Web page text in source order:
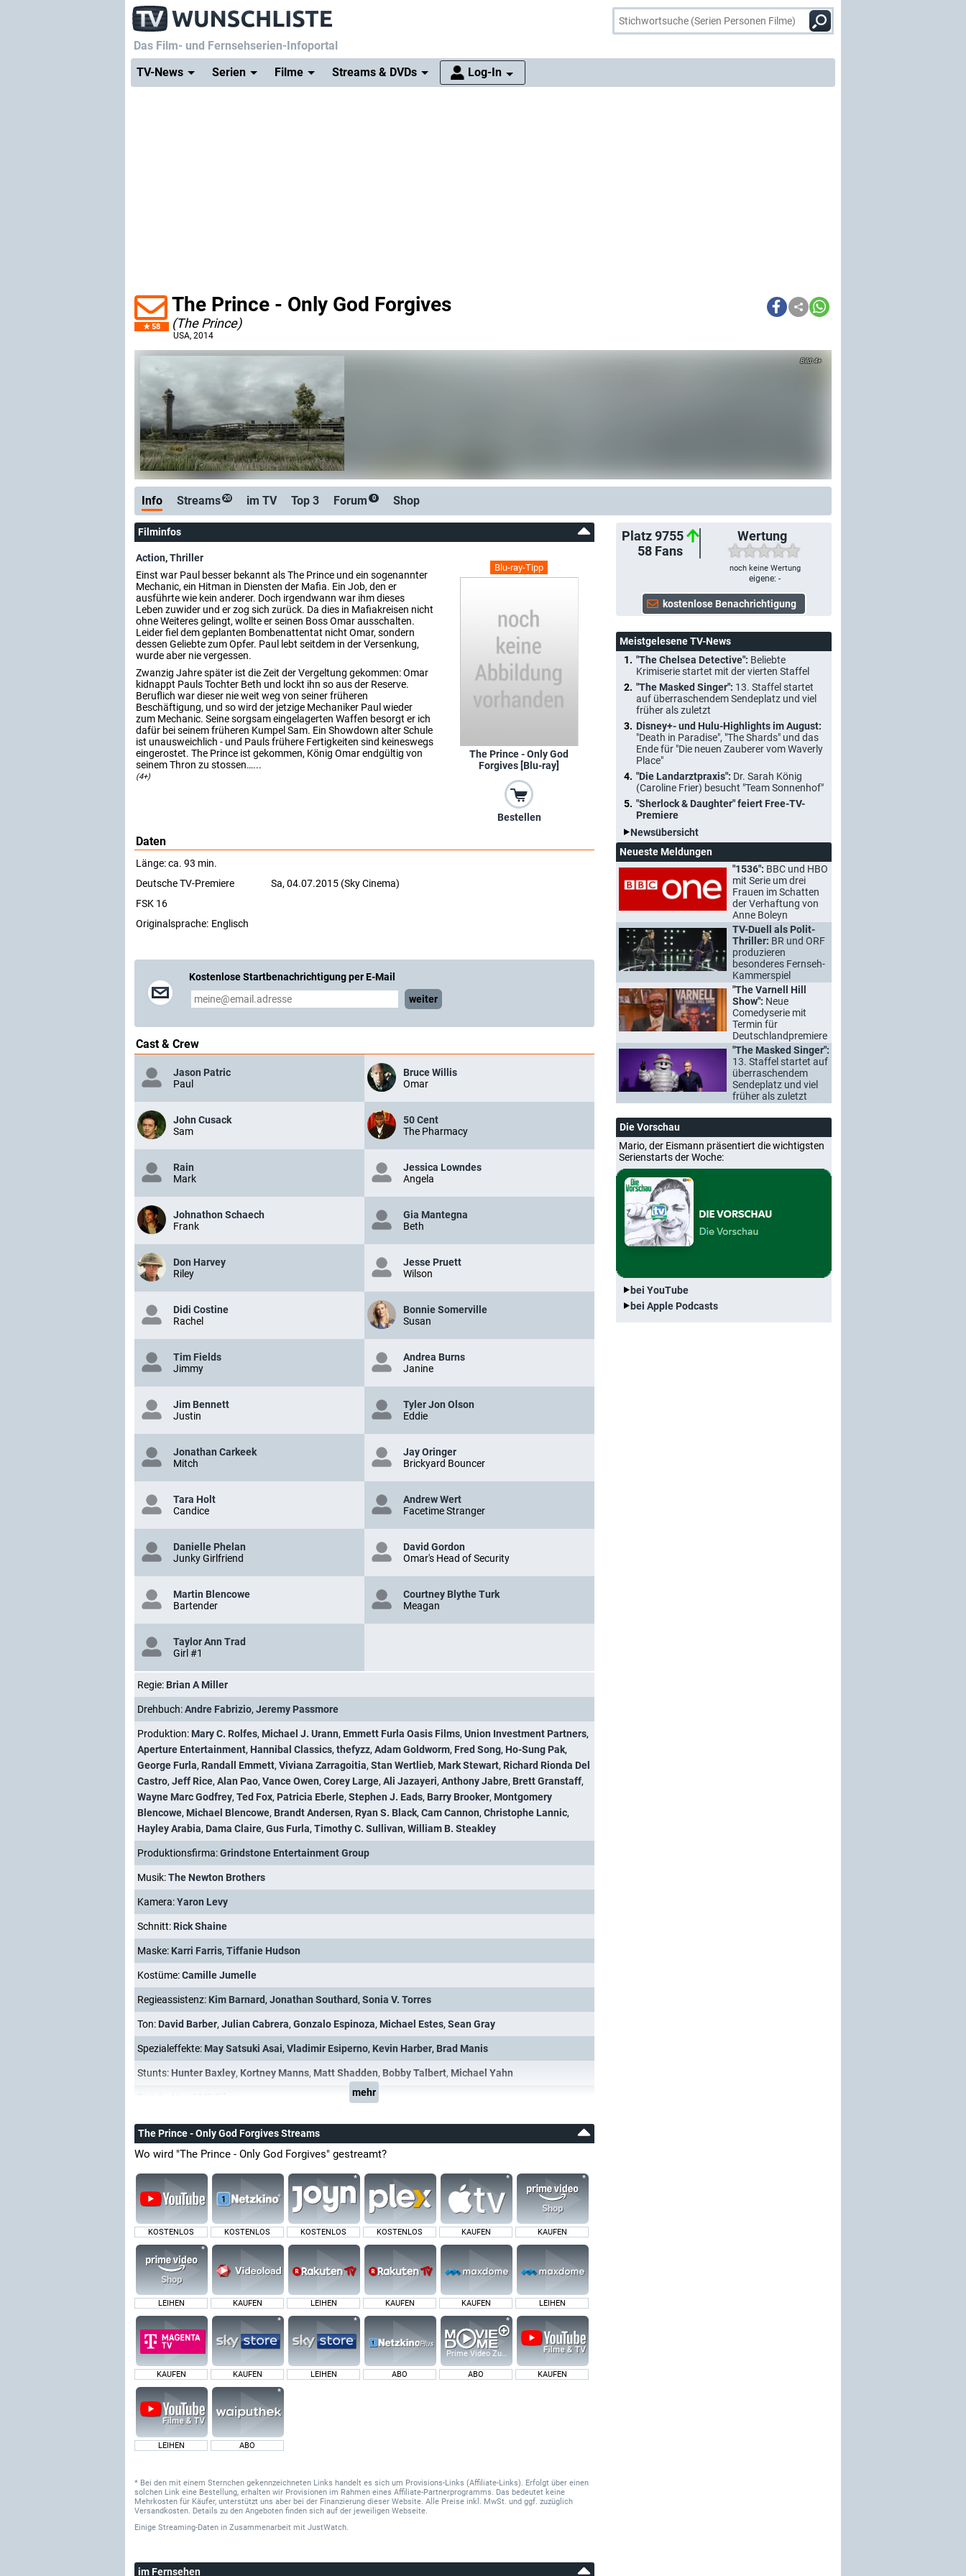
Das Film- und Fernsehserien-Infoportal
TV-News
Serien Filme Streams & DVDs Log-In
58
The Prince - Only God Forgives
(The Prince)
USA, 2014
4+
Info Streams 20 im TV Top 3 Forum 0 Shop
Platz 9755
58 Fans
Wertung
noch keine Wertung
eigene: -
Filminfos
Blu-ray-Tipp
The Prince - Only God
Forgives [Blu-ray]
Bestellen
Action,Thriller
Einst war Paul besser bekannt als The Prince und ein sogenannter
Mechanic, ein Hitman in Diensten der Mafia. Ein Job, den er
ausführte wie kein anderer. Doch irgendwann war ihm dieses
Leben zuwider und er zog sich zurück. Da dies in Mafiakreisen nicht
ohne Weiteres gelingt, wollte er seinen Boss Omar ausschalten.
Leider fiel dem geplanten Bombenattentat nicht Omar, sondern
dessen Geliebte zum Opfer. Paul lebt seitdem in der Versenkung,
wurde aber nie vergessen.
Zwanzig Jahre später ist die Zeit der Vergeltung gekommen: Omar
kidnappt Pauls Tochter Beth und lockt ihn so aus der Reserve.
Beruflich war dieser nie weit weg von seiner früheren
Beschäftigung, und so wird der jetzige Mechaniker Paul wieder
zum Mechanic. Seine sorgsam eingelagerten Waffen besorgt er ich
dafür bei seinem früheren Kumpel Sam. Ein Showdown alter Schule
ist unausweichlich - und Pauls frühere Fertigkeiten sind keineswegs
eingerostet. The Prince ist gekommen, König Omar endgültig von
seinem Thron zu stossen…...
(4+)
Daten
Länge: ca. 93 min.
Deutsche TV-Premiere
Sa, 04.07.2015 (Sky Cinema)
FSK 16
Originalsprache: Englisch
Kostenlose Startbenachrichtigung per E-Mail
weiter
Cast & Crew
Jason Patric
Paul
Bruce Willis
Omar
John Cusack
Sam
50 Cent
The Pharmacy
Rain
Mark
Jessica Lowndes
Angela
Johnathon Schaech
Frank
Gia Mantegna
Beth
Don Harvey
Riley
Jesse Pruett
Wilson
Didi Costine
Rachel
Bonnie Somerville
Susan
Tim Fields
Jimmy
Andrea Burns
Janine
Jim Bennett
Justin
Tyler Jon Olson
Eddie
Jonathan Carkeek
Mitch
Jay Oringer
Brickyard Bouncer
Tara Holt
Candice
Andrew Wert
Facetime Stranger
Danielle Phelan
Junky Girlfriend
David Gordon
Omar's Head of Security
Martin Blencowe
Bartender
Courtney Blythe Turk
Meagan
Taylor Ann Trad
Girl #1
Regie: Brian A Miller
Drehbuch:Andre Fabrizio, Jeremy Passmore
Produktion: Mary C. Rolfes, Michael J. Urann, Emmett Furla Oasis Films, Union Investment Partners,
Aperture Entertainment, Hannibal Classics, thefyzz, Adam Goldworm, Fred Song, Ho-Sung Pak,
George Furla, Randall Emmett, Viviana Zarragoitia, Stan Wertlieb, Mark Stewart, Richard Rionda Del
Castro, Jeff Rice, Alan Pao, Vance Owen, Corey Large, Ali Jazayeri, Anthony Jabre, Brett Granstaff,
Wayne Marc Godfrey, Ted Fox, Patricia Eberle, Stephen J. Eads, Barry Brooker, Montgomery
Blencowe, Michael Blencowe, Brandt Andersen, Ryan S. Black, Cam Cannon, Christophe Lannic,
Hayley Arabia, Dama Claire, Gus Furla, Timothy C. Sullivan, William B. Steakley
Produktionsfirma:Grindstone Entertainment Group
Musik:The Newton Brothers
Kamera:Yaron Levy
Schnitt: Rick Shaine
Maske: Karri Farris, Tiffanie Hudson
Kostüme:Camille Jumelle
Regieassistenz: Kim Barnard, Jonathan Southard, Sonia V. Torres
Ton: David Barber, Julian Cabrera, Gonzalo Espinoza, Michael Estes, Sean Gray
Spezialeffekte: May Satsuki Asai, Vladimir Esiperno, Kevin Harber, Brad Manis
Stunts: Hunter Baxley, Kortney Manns, Matt Shadden, Bobby Talbert, Michael Yahn
mehr
The Prince - Only God Forgives Streams
Wo wird "The Prince - Only God Forgives" gestreamt?
KOSTENLOS KOSTENLOS KOSTENLOS KOSTENLOS KAUFEN KAUFEN
LEIHEN KAUFEN LEIHEN KAUFEN KAUFEN LEIHEN
KAUFEN KAUFEN LEIHEN ABO
Prime Video Zusatz-Kanäle
ABO KAUFEN
LEIHEN ABO
* Bei den mit einem Sternchen gekennzeichneten Links handelt es sich um Provisions-Links (Affiliate-Links). Erfolgt über einen
solchen Link eine Bestellung, erhalten wir Provisionen im Rahmen eines Affiliate-Partnerprogramms. Das bedeutet keine
Mehrkosten für Käufer, unterstützt uns aber bei der Finanzierung dieser Website. Alle Preise inkl. MwSt. und ggf. zuzüglich
Versandkosten. Details zu den Angeboten finden sich auf der jeweiligen Webseite.
Einige Streaming-Daten in Zusammenarbeit mit JustWatch.
im Fernsehen
Meistgelesene TV-News
"The Chelsea Detective": Beliebte
Krimiserie startet mit der vierten Staffel
"The Masked Singer": 13. Staffel startet
auf überraschendem Sendeplatz und viel
früher als zuletzt
Disney+- und Hulu-Highlights im August:
"Death in Paradise", "The Shards" und das
Ende für "Die neuen Zauberer vom Waverly
Place"
"Die Landarztpraxis": Dr. Sarah König
(Caroline Frier) besucht "Team Sonnenhof"
"Sherlock & Daughter" feiert Free-TV-
Premiere
Newsübersicht
Neueste Meldungen
"1536": BBC und HBO
mit Serie um drei
Frauen im Schatten
der Verhaftung von
Anne Boleyn
TV-Duell als Polit-
Thriller: BR und ORF
produzieren
besonderes Fernseh-
Kammerspiel
"The Varnell Hill
Show": Neue
Comedyserie mit
Termin für
Deutschlandpremiere
"The Masked Singer":
13. Staffel startet auf
überraschendem
Sendeplatz und viel
früher als zuletzt
Die Vorschau
Mario, der Eismann präsentiert die wichtigsten
Serienstarts der Woche:
bei YouTube
bei Apple Podcasts